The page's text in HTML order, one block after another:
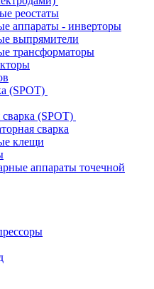
реостаты
аппараты - инверторы
выпрямители
трансформаторы
(SPOT)
(SPOT)
сварка
клещи
аппараты точечной